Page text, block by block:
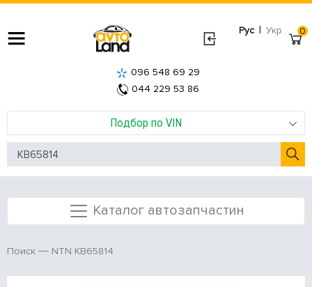
Рус | Укр
Подбор по VIN
096 548 69 29
044 229 53 86
0
Каталог автозапчастин
Поиск NTN KB65814